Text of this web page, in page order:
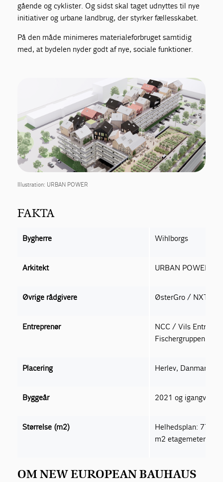
gående og cyklister. Og sidst skal taget udnyttes til nye
initiativer og urbane landbrug, der styrker fællesskabet.
På den måde minimeres materialeforbruget samtidig
med, at bydelen nyder godt af nye, sociale funktioner.
Illustration: URBAN POWER
FAKTA
Bygherre Wihlborgs
Arkitekt URBAN POWER
Øvrige rådgivere ØsterGro / NXT
Entreprenør
NCC / Vils
Fischergruppen
Placering Herlev, Danmark
Byggeår 2021 og
Størrelse (m2)
Helhedsplan:
m2 etagemeter
OM NEW EUROPEAN BAUHAUS